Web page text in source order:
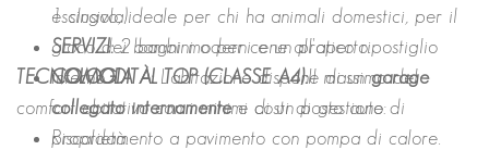
1 singola).
SERVIZI:2 bagni moderni e un pratico ripostiglio
interno.
esclusivo, ideale per chi ha animali domestici, per il
gioco dei bambini o per cene all'aperto.
COMODITÀ:L'abitazione dispone di ungarage
collegato internamentee di un posto auto di
proprietà.
TECNOLOGIA AL TOP (CLASSE A4):Il massimo del
comfort abitativo con i minimi costi di gestione:
Riscaldamento a pavimento con pompa di calore.